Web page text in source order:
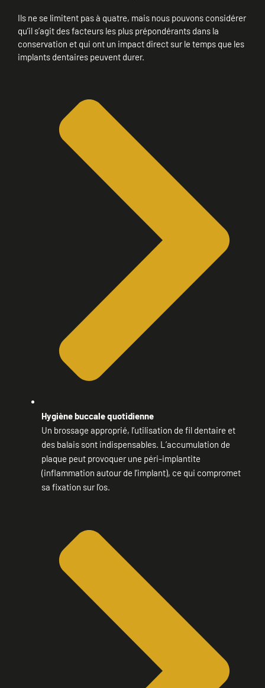
Ils ne se limitent pas à quatre, mais nous pouvons considérer
qu’il s’agit des facteurs les plus prépondérants dans la
conservation et qui ont un impact direct sur le temps que les
implants dentaires peuvent durer.
Hygiène buccale quotidienne
Un brossage approprié, l’utilisation de fil dentaire et
des balais sont indispensables. L’accumulation de
plaque peut provoquer une péri-implantite
(inflammation autour de l’implant), ce qui compromet
sa fixation sur l’os.